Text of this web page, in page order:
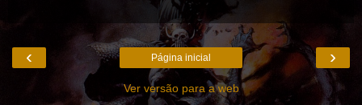
‹ ›
Página inicial
Ver versão para a web